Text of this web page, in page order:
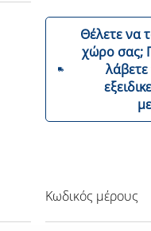
Θέλετε να
χώρο σας; Πατήστε εδώ για να
Κωδικός μέρους